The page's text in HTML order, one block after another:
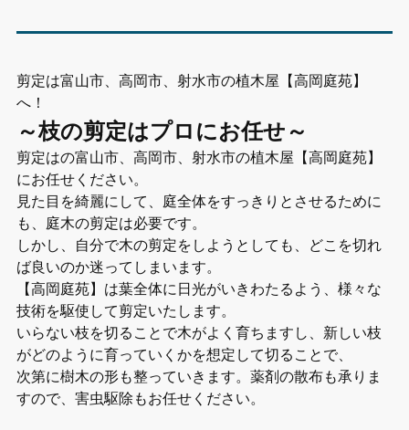
剪定は富山市、高岡市、射水市の植木屋【高岡庭苑】
へ！
～枝の剪定はプロにお任せ～
剪定はの富山市、高岡市、射水市の植木屋【高岡庭苑】
にお任せください。
見た目を綺麗にして、庭全体をすっきりとさせるために
も、庭木の剪定は必要です。
しかし、自分で木の剪定をしようとしても、どこを切れ
ば良いのか迷ってしまいます。
【高岡庭苑】は葉全体に日光がいきわたるよう、様々な
技術を駆使して剪定いたします。
いらない枝を切ることで木がよく育ちますし、新しい枝
がどのように育っていくかを想定して切ることで、
次第に樹木の形も整っていきます。薬剤の散布も承りま
すので、害虫駆除もお任せください。